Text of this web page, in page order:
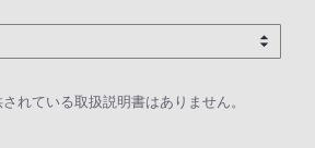
れている取扱説明書はありません。